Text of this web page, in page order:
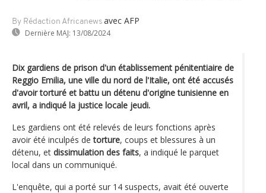
By Rédaction Africanews avec AFP
Dernière MAJ: 13/08/2024
Dix gardiens de prison d'un établissement pénitentiaire de
Reggio Emilia, une ville du nord de l'Italie, ont été accusés
d'avoir torturé et battu un détenu d'origine tunisienne en
avril, a indiqué la justice locale jeudi.
Les gardiens ont été relevés de leurs fonctions après
avoir été inculpés detorture, coups et blessures à un
détenu, et dissimulation des faits, a indiqué le parquet
local dans un communiqué.
L'enquête, qui a porté sur 14 suspects, avait été ouverte